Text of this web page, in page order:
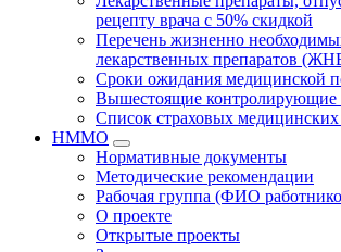
рецепту врача с 50% скидкой
Перечень жизненно
лекарственных препаратов
Сроки ожидания медицинской
Вышестоящие контролирующие
Список страховых медицинских
НММО
Нормативные документы
Методические рекомендации
Рабочая группа (ФИО
О проекте
Открытые проекты